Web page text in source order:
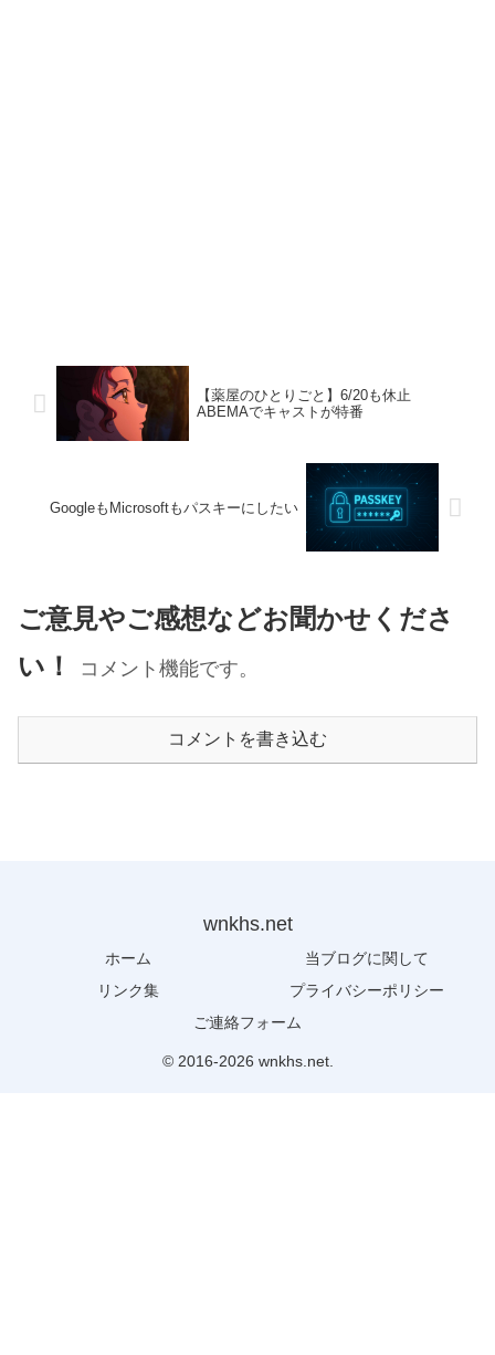
【薬屋のひとりごと】6/20も休止
ABEMAでキャストが特番
GoogleもMicrosoftもパスキーにしたい
ご意見やご感想などお聞かせくださ
い！
コメント機能です。
コメントを書き込む
wnkhs.net
ホーム
当ブログに関して
リンク集
プライバシーポリシー
ご連絡フォーム
© 2016-2026 wnkhs.net.